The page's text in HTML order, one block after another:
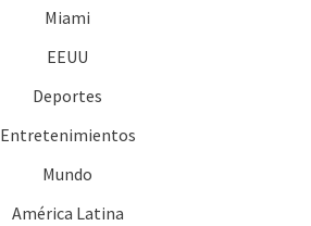
Miami
EEUU
Deportes
Entretenimientos
Mundo
América Latina